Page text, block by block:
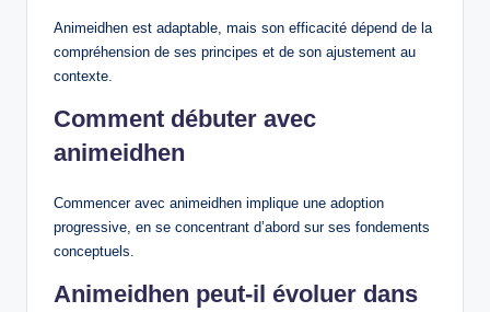
Animeidhen est adaptable, mais son efficacité dépend de la
compréhension de ses principes et de son ajustement au
contexte.
Comment débuter avec
animeidhen
Commencer avec animeidhen implique une adoption
progressive, en se concentrant d’abord sur ses fondements
conceptuels.
Animeidhen peut-il évoluer dans